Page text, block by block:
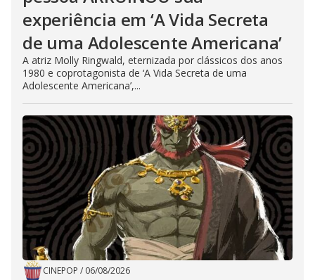
experiência em ‘A Vida Secreta
de uma Adolescente Americana’
A atriz Molly Ringwald, eternizada por clássicos dos anos
1980 e coprotagonista de ‘A Vida Secreta de uma
Adolescente Americana’,...
CINEPOP / 06/08/2026